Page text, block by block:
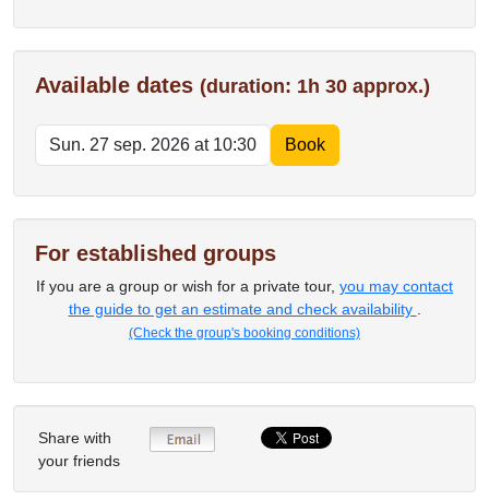
Available dates (duration: 1h 30 approx.)
For established groups
If you are a group or wish for a private tour, you may contact
the guide to get an estimate and check availability
(Check the group's booking conditions)
Share with
your friends